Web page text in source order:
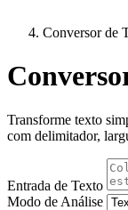
Conversor de
Transforme texto
com delimitador,
Entrada de Texto
Modo de Análise